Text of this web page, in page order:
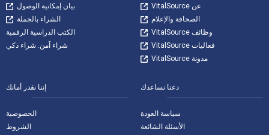
عن VitalSource
الصحافة والإعلام
وظائف VitalSource
فعاليات VitalSource
مدونة VitalSource
بيان إمكانية الوصول
الشراء بالجملة
الكتب الدراسية الرقمية
شراء آمن. شراء ذكي
دعنا نساعدك
سياسة العودة
الأسئلة الشائعة
إننا نقدر أمانك
الخصوصية
الشروط